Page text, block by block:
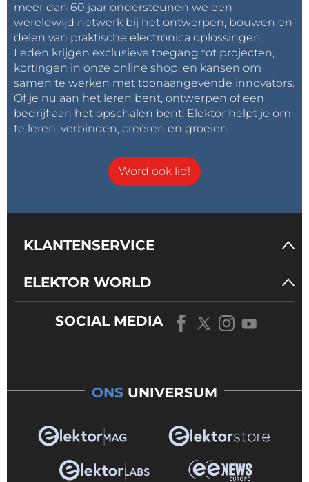
meer dan 60 jaar ondersteunen we een
wereldwijd netwerk bij het ontwerpen, bouwen en
delen van praktische electronica oplossingen.
Leden krijgen exclusieve toegang tot projecten,
kortingen in onze online shop, en kansen om
samen te werken met toonaangevende innovators.
Of je nu aan het leren bent, ontwerpen of een
bedrijf aan het opschalen bent, Elektor helpt je om
te leren, verbinden, creëren en groeien.
Word ook lid!
KLANTENSERVICE
ELEKTOR WORLD
SOCIAL MEDIA
ONS UNIVERSUM